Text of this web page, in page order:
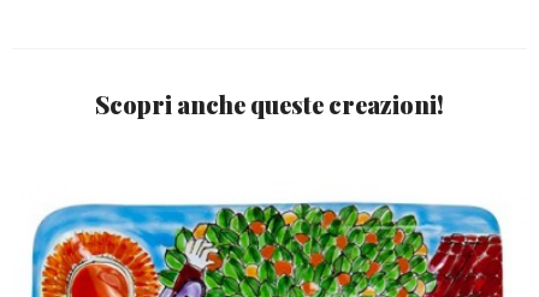
Scopri anche queste creazioni!